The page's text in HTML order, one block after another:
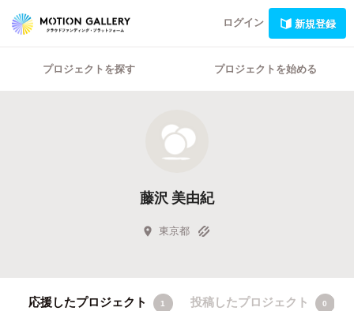
ログイン 新規登録
プロジェクトを探す プロジェクトを始める
藤沢 美由紀
東京都
応援したプロジェクト 1 投稿したプロジェクト 0